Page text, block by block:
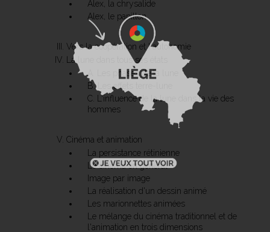
Alex, la chrysalide
Alex, le papillon
Vers la coopération et l'autonomie
La lune dans tous ses états
A. Les phases de la lune
B. Les effets terre-lune
C. L'influence de la lune dans la vie des
hommes
Cinéma et animation
La persistance rétinienne
Le cinéma en général
Image par image
La réalisation d'un dessin animé
Les marionnettes animées
Le mélange du cinéma traditionnel et de
l'animation en trois dimensions